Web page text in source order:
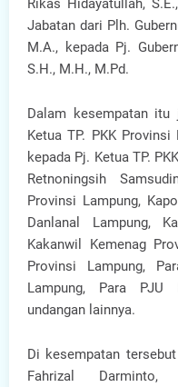
Rikas Hidayatullah,
Jabatan dari Plh.
M.A., kepada Pj.
S.H., M.H., M.Pd.
Dalam kesempatan
Ketua TP. PKK
kepada Pj. Ketua TP.
Retnoningsih
Provinsi Lampung,
Danlanal Lampung,
Kakanwil Kemenag
Provinsi Lampung,
Lampung, Para PJU
undangan lainnya.
Di kesempatan
Fahrizal Darminto,